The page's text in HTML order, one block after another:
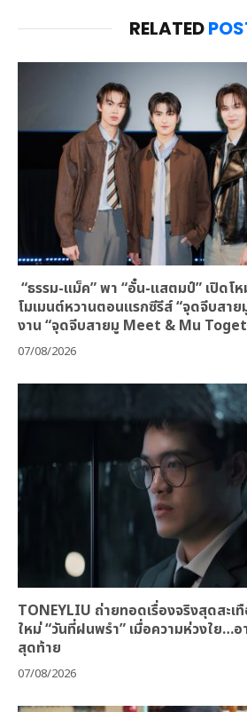
RELATED
“ธรรม-แม็ค” พา “อั๋น-แสตมป์” เปิด
โมเมนต์หวานตอนแรกซีรีส์ “จุดจีบสา
งาน “จุดจีบสายมู Meet & Mu
07/08/2026
TONEYLIU ถ่ายทอดเรื่องจริงสุดสะเ
ใหม่ “วันที่ฝนพรำ” เมื่อความห่วงใย…
สุดท้าย
07/08/2026